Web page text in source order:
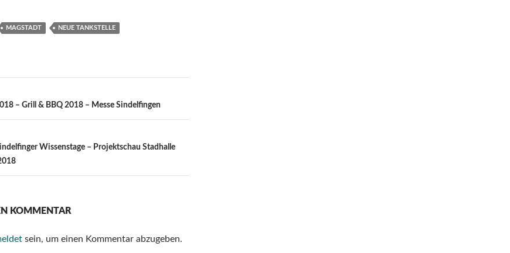
MAGSTADT NEUE TANKSTELLE
– Grill & BBQ 2018 – Messe Sindelfingen
Wissenstage – Projektschau Stadhalle
KOMMENTAR
sein, um einen Kommentar abzugeben.